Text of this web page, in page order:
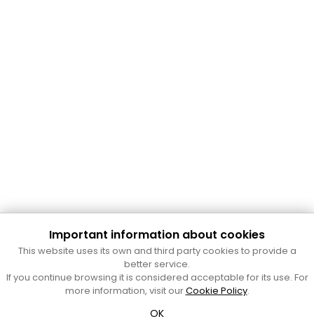
Cultura Mataró
Ajuntament de Mataró
C. de Sant Josep, 9 (Mataró, 08302)
Horari d'obertura: dilluns, dimecres i divendres de 10 a 13 h.
al telèfon al 93 758 23 61
Important information about cookies
This website uses its own and third party cookies to provide a
better service.
If you continue browsing it is considered acceptable for its use. For
more information, visit ourCookie Policy.
OK